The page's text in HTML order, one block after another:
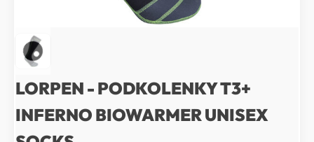
LORPEN - PODKOLENKY T3+
INFERNO BIOWARMER UNISEX